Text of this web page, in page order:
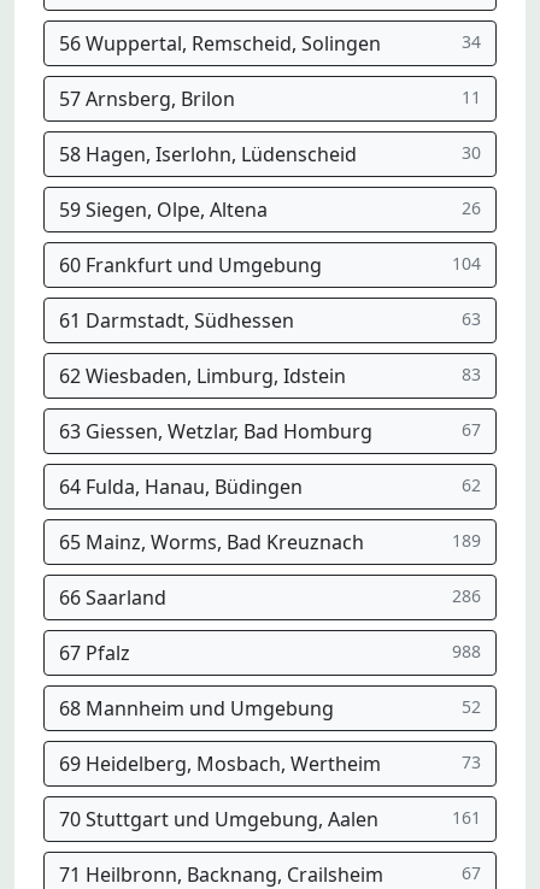
56 Wuppertal, Remscheid, Solingen 34
57 Arnsberg, Brilon 11
58 Hagen, Iserlohn, Lüdenscheid 30
59 Siegen, Olpe, Altena 26
60 Frankfurt und Umgebung 104
61 Darmstadt, Südhessen 63
62 Wiesbaden, Limburg, Idstein 83
63 Giessen, Wetzlar, Bad Homburg 67
64 Fulda, Hanau, Büdingen 62
65 Mainz, Worms, Bad Kreuznach 189
66 Saarland 286
67 Pfalz 988
68 Mannheim und Umgebung 52
69 Heidelberg, Mosbach, Wertheim 73
70 Stuttgart und Umgebung, Aalen 161
71 Heilbronn, Backnang, Crailsheim 67